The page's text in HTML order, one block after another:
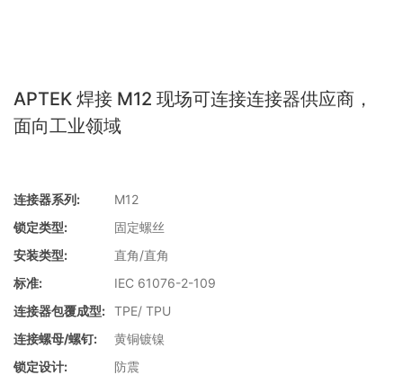
APTEK 焊接 M12 现场可连接连接器供应商，
面向工业领域
连接器系列:
M12
锁定类型:
固定螺丝
安装类型:
直角/直角
标准:
IEC 61076-2-109
连接器包覆成型: TPE/ TPU
连接螺母/螺钉:
黄铜镀镍
锁定设计:
防震